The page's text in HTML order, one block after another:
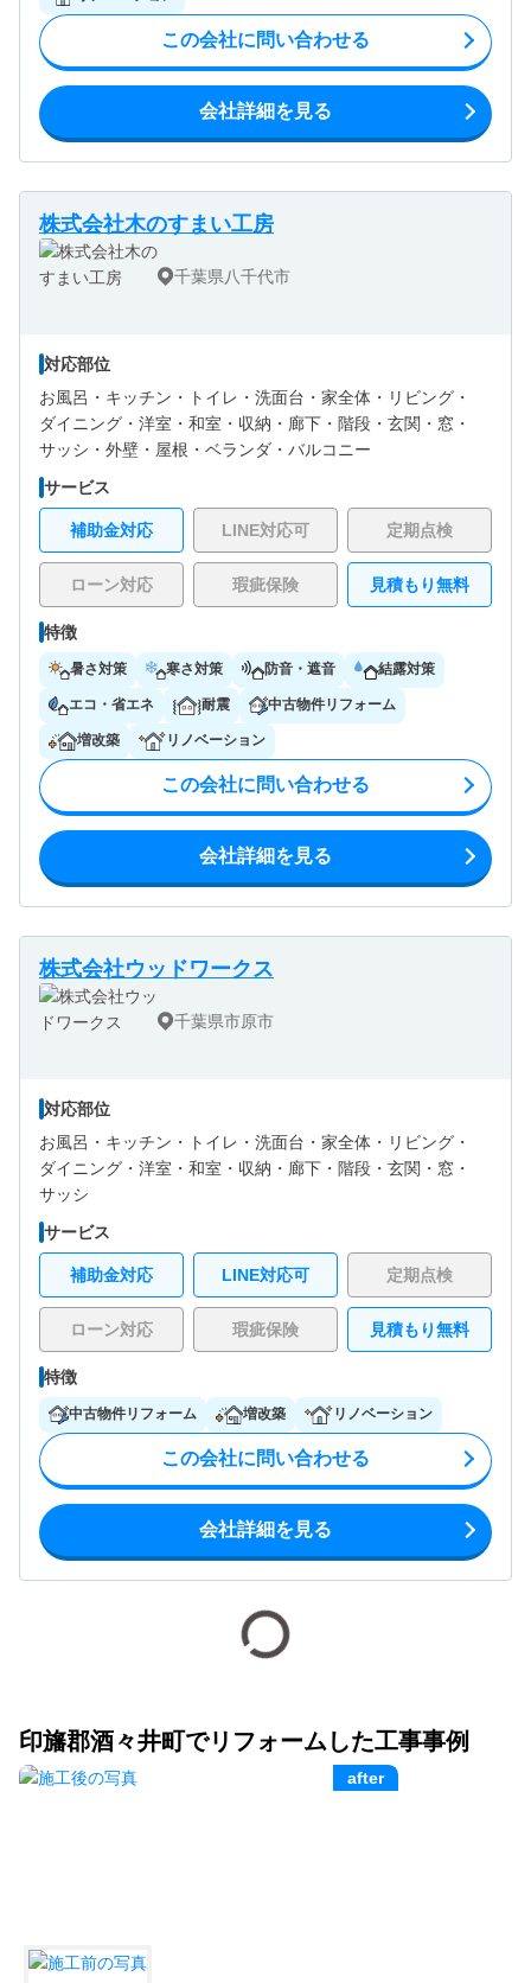
この会社に問い合わせる
会社詳細を見る
株式会社木のすまい工房
千葉県八千代市
対応部位
お風呂・ キッチン・ トイレ・ 洗面台・ 家全体・ リビング・
ダイニング・ 洋室・ 和室・ 収納・ 廊下・ 階段・ 玄関・ 窓・
サッシ・ 外壁・ 屋根・ ベランダ・バルコニー
サービス
補助金対応 LINE対応可 定期点検
ローン対応 瑕疵保険 見積もり無料
特徴
暑さ対策 寒さ対策 防音・遮音 結露対策
エコ・省エネ 耐震 中古物件リフォーム
増改築 リノベーション
この会社に問い合わせる
会社詳細を見る
株式会社ウッドワークス
千葉県市原市
対応部位
お風呂・ キッチン・ トイレ・ 洗面台・ 家全体・ リビング・
ダイニング・ 洋室・ 和室・ 収納・ 廊下・ 階段・ 玄関・ 窓・
サッシ
サービス
補助金対応 LINE対応可 定期点検
ローン対応 瑕疵保険 見積もり無料
特徴
中古物件リフォーム 増改築 リノベーション
この会社に問い合わせる
会社詳細を見る
印旛郡酒々井町でリフォームした工事事例
after